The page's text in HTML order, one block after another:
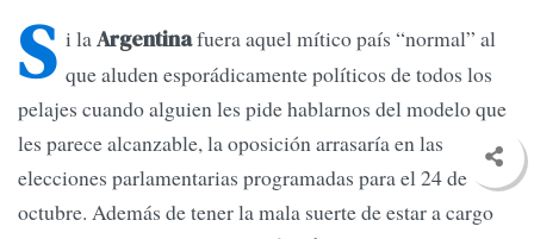
S i laArgentinafuera aquel mítico país “normal” al
que aluden esporádicamente políticos de todos los
pelajes cuando alguien les pide hablarnos del modelo que
les parece alcanzable, la oposición arrasaría en las
elecciones parlamentarias programadas para el 24 de
octubre. Además de tener la mala suerte de estar a cargo